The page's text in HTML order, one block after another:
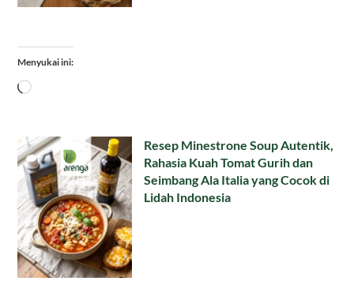
Menyukai ini:
Memuat...
Resep Minestrone Soup Autentik,
Rahasia Kuah Tomat Gurih dan
Seimbang Ala Italia yang Cocok di
Lidah Indonesia